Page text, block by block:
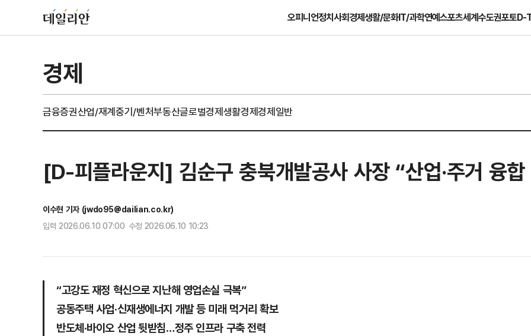
오피니언정치사회경제생활/문화IT/과학연예스포츠세계수도권포토D-
경제
금융증권산업/재계중기/벤처부동산글로벌경제생활경제경제일반
[D-피플라운지] 김순구 충북개발공사 사장 “산업·주거 융합
이수현 기자 (jwdo95@dailian.co.kr)
입력 2026.06.10 07:00 수정 2026.06.10 10:23
“고강도 재정 혁신으로 지난해 영업손실 극복”
공동주택 사업·신재생에너지 개발 등 미래 먹거리 확보
반도체·바이오 산업 뒷받침…정주 인프라 구축 전력